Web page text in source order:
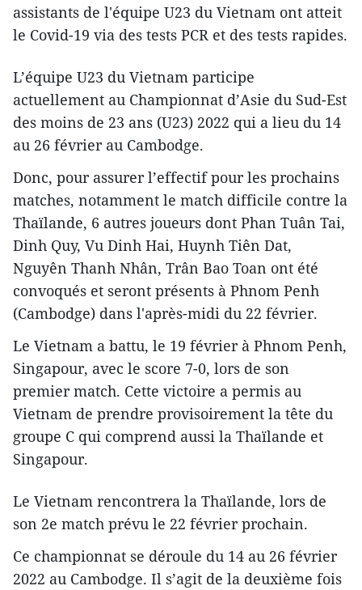
assistants de l'équipe U23 du Vietnam ont atteit
le Covid-19 via des tests PCR et des tests rapides.
L’équipe U23 du Vietnam participe
actuellement au Championnat d’Asie du Sud-Est
des moins de 23 ans (U23) 2022 qui a lieu du 14
au 26 février au Cambodge.
Donc, pour assurer l’effectif pour les prochains
matches, notamment le match difficile contre la
Thaïlande, 6 autres joueurs dont Phan Tuân Tai,
Dinh Quy, Vu Dinh Hai, Huynh Tiên Dat,
Nguyên Thanh Nhân, Trân Bao Toan ont été
convoqués et seront présents à Phnom Penh
(Cambodge) dans l'après-midi du 22 février.
Le Vietnam a battu, le 19 février à Phnom Penh,
Singapour, avec le score 7-0, lors de son
premier match. Cette victoire a permis au
Vietnam de prendre provisoirement la tête du
groupe C qui comprend aussi la Thaïlande et
Singapour.
Le Vietnam rencontrera la Thaïlande, lors de
son 2e match prévu le 22 février prochain.
Ce championnat se déroule du 14 au 26 février
2022 au Cambodge. Il s’agit de la deuxième fois